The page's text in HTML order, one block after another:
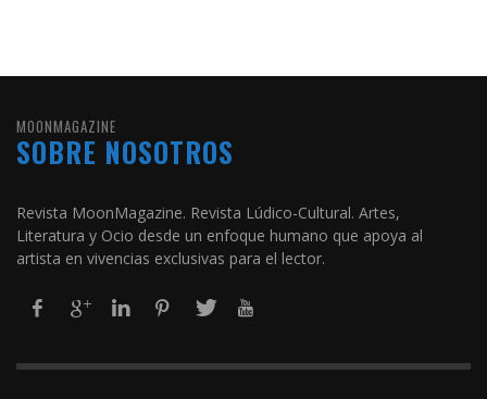
MOONMAGAZINE
SOBRE NOSOTROS
Revista MoonMagazine. Revista Lúdico-Cultural. Artes,
Literatura y Ocio desde un enfoque humano que apoya al
artista en vivencias exclusivas para el lector.